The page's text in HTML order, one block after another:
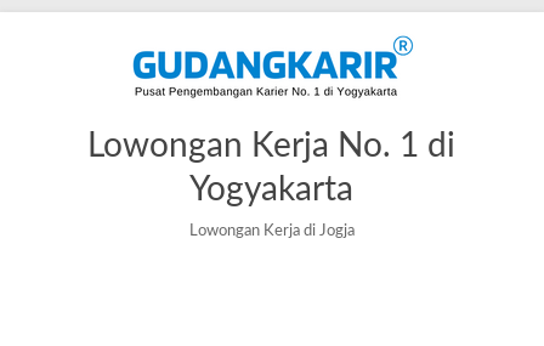
Lowongan Kerja No. 1 di
Yogyakarta
Lowongan Kerja di Jogja